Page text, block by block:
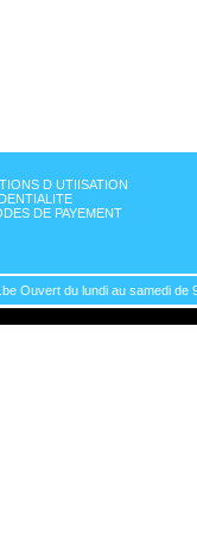
D UTIISATION
DE PAYEMENT
Ouvert du lundi au samedi de